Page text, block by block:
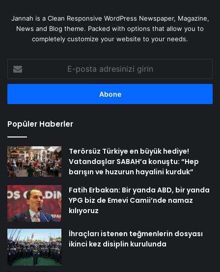
Jannah is a Clean Responsive WordPress Newspaper, Magazine,
News and Blog theme. Packed with options that allow you to
completely customize your website to your needs.
posta
adresinizi
Popüler Haberler
Terörsüz Türkiye en büyük hediye!
Vatandaşlar SABAH’a konuştu: “Hep
barışın ve huzurun hayalini kurduk”
Fatih Erbakan: Bir yanda ABD, bir yanda
YPG biz de Emevi Camii’nde namaz
kılıyoruz
İhraçları istenen teğmenlerin dosyası
ikinci kez disiplin kurulunda